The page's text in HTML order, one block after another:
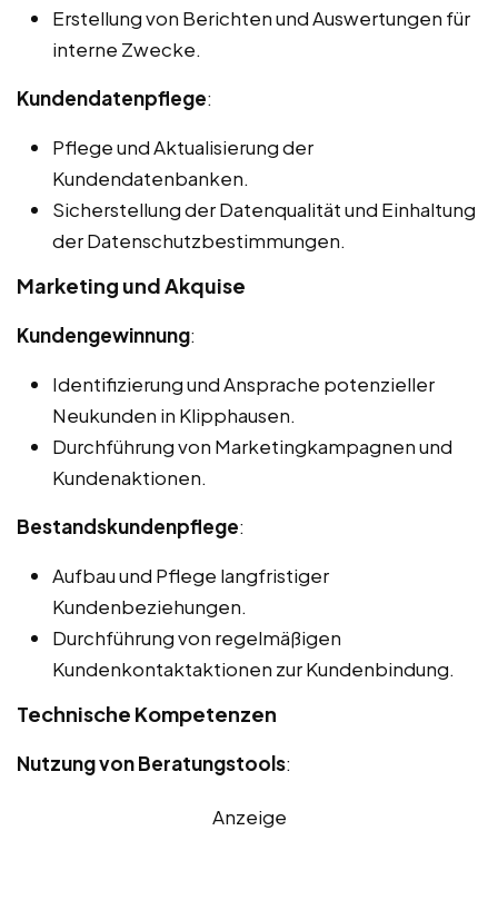
Erstellung von Berichten und Auswertungen für
interne Zwecke.
Kundendatenpflege:
Pflege und Aktualisierung der
Kundendatenbanken.
Sicherstellung der Datenqualität und Einhaltung
der Datenschutzbestimmungen.
Marketing und Akquise
Kundengewinnung:
Identifizierung und Ansprache potenzieller
Neukunden in Klipphausen.
Durchführung von Marketingkampagnen und
Kundenaktionen.
Bestandskundenpflege:
Aufbau und Pflege langfristiger
Kundenbeziehungen.
Durchführung von regelmäßigen
Kundenkontaktaktionen zur Kundenbindung.
Technische Kompetenzen
Nutzung von Beratungstools:
Anzeige